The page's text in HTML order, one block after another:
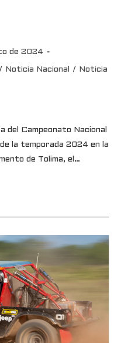
de 2024
/ Noticia Nacional /
Noticia
del Campeonato Nacional
la temporada 2024 en la
de Tolima, el…